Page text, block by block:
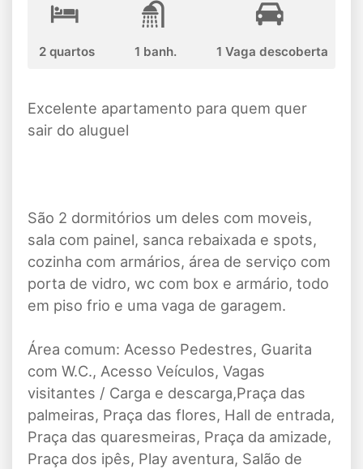
2 quartos 1 banh. 1 Vaga descoberta
Excelente apartamento para quem quer
sair do aluguel
São 2 dormitórios um deles com moveis,
sala com painel, sanca rebaixada e spots,
cozinha com armários, área de serviço com
porta de vidro, wc com box e armário, todo
em piso frio e uma vaga de garagem.
Área comum: Acesso Pedestres, Guarita
com W.C., Acesso Veículos, Vagas
visitantes / Carga e descarga,Praça das
palmeiras, Praça das flores, Hall de entrada,
Praça das quaresmeiras, Praça da amizade,
Praça dos ipês, Play aventura, Salão de